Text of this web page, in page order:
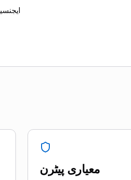
معیاری پیٹرن